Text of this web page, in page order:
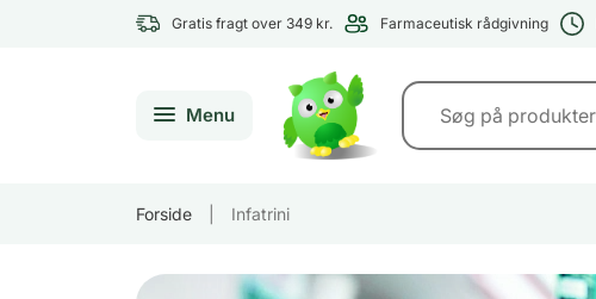
Gratis fragt over 349 kr. Farmaceutisk rådgivning
Menu
Forside Infatrini